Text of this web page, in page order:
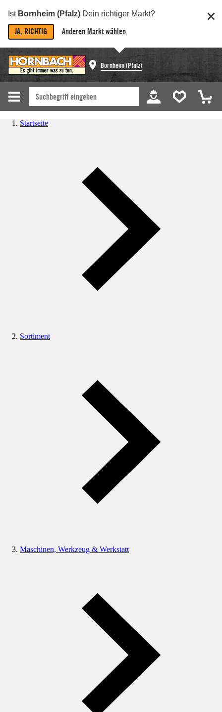
Ist Bornheim (Pfalz) Dein richtiger Markt?
JA, RICHTIG Anderen Markt wählen
Bornheim (Pfalz)
Startseite
Sortiment
Maschinen, Werkzeug & Werkstatt